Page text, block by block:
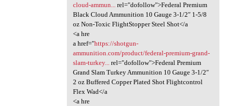
cloud-ammun...rel="dofollow">Federal Premium
Black Cloud Ammunition 10 Gauge 3-1/2″ 1-5/8
oz Non-Toxic FlightStopper Steel Shot</a
<a hre
a href="https://shotgun-
ammunition.com/product/federal-premium-grand-
slam-turkey...rel="dofollow">Federal Premium
Grand Slam Turkey Ammunition 10 Gauge 3-1/2″
2 oz Buffered Copper Plated Shot Flightcontrol
Flex Wad</a
<a hre